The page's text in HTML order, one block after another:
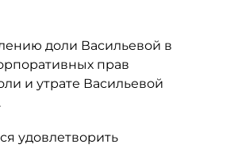
доли Васильевой в
прав
и утрате Васильевой
удовлетворить